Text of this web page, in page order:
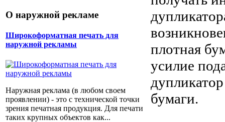
О наружной рекламе
Широкоформатная печать для
наружной рекламы
Наружная реклама (в любом своем
проявлении) - это с технической точки
зрения печатная продукция. Для печати
таких крупных объектов как...
плотная
усилие
бумаги.